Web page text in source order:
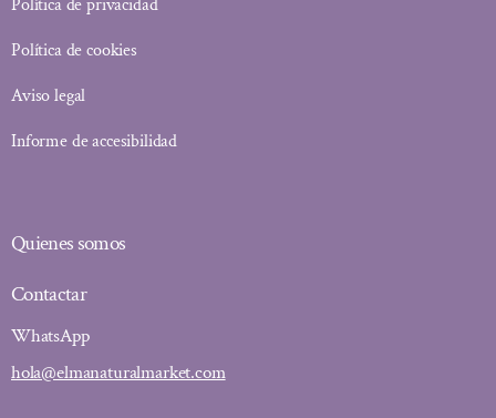
Política de privacidad
Política de cookies
Aviso legal
Informe de accesibilidad
Quienes somos
Contactar
WhatsApp
hola@elmanaturalmarket.com